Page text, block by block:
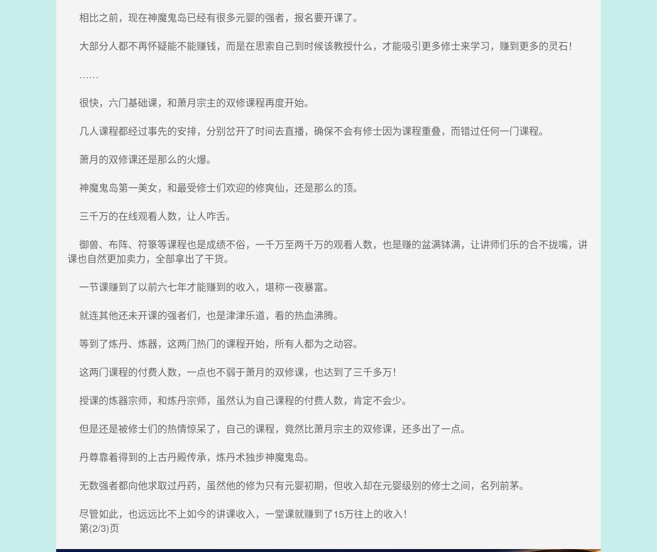
相比之前，现在神魔鬼岛已经有很多元婴的强者，报名要开课了。
大部分人都不再怀疑能不能赚钱，而是在思索自己到时候该教授什么，才能吸引更多修士来学习，赚到更多的灵石！
……
很快，六门基础课，和萧月宗主的双修课程再度开始。
几人课程都经过事先的安排，分别岔开了时间去直播，确保不会有修士因为课程重叠，而错过任何一门课程。
萧月的双修课还是那么的火爆。
神魔鬼岛第一美女，和最受修士们欢迎的修爽仙，还是那么的顶。
三千万的在线观看人数，让人咋舌。
御兽、布阵、符箓等课程也是成绩不俗，一千万至两千万的观看人数，也是赚的盆满钵满，让讲师们乐的合不拢嘴，讲
课也自然更加卖力，全部拿出了干货。
一节课赚到了以前六七年才能赚到的收入，堪称一夜暴富。
就连其他还未开课的强者们，也是津津乐道，看的热血沸腾。
等到了炼丹、炼器，这两门热门的课程开始，所有人都为之动容。
这两门课程的付费人数，一点也不弱于萧月的双修课，也达到了三千多万！
授课的炼器宗师，和炼丹宗师，虽然认为自己课程的付费人数，肯定不会少。
但是还是被修士们的热情惊呆了，自己的课程，竟然比萧月宗主的双修课，还多出了一点。
丹尊靠着得到的上古丹殿传承，炼丹术独步神魔鬼岛。
无数强者都向他求取过丹药，虽然他的修为只有元婴初期，但收入却在元婴级别的修士之间，名列前茅。
尽管如此，也远远比不上如今的讲课收入，一堂课就赚到了15万往上的收入！
第(2/3)页